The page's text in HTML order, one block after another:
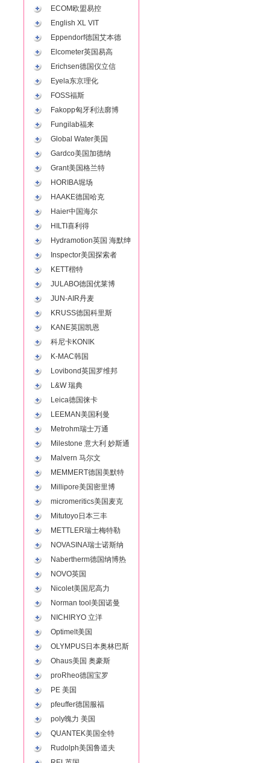
ECOM欧盟易控
English XL VIT
Eppendorf德国艾本德
Elcometer英国易高
Erichsen德国仪立信
Eyela东京理化
FOSS福斯
Fakopp匈牙利法廓博
Fungilab福来
Global Water美国
Gardco美国加德纳
Grant美国格兰特
HORIBA堀场
HAAKE德国哈克
Haier中国海尔
HILTI喜利得
Hydramotion英国 海默绅
Inspector美国探索者
KETT楷特
JULABO德国优莱博
JUN-AIR丹麦
KRUSS德国科里斯
KANE英国凯恩
科尼卡KONIK
K-MAC韩国
Lovibond英国罗维邦
L&W 瑞典
Leica德国徕卡
LEEMAN美国利曼
Metrohm瑞士万通
Milestone 意大利 妙斯通
Malvern 马尔文
MEMMERT德国美默特
Millipore美国密里博
micromeritics美国麦克
Mitutoyo日本三丰
METTLER瑞士梅特勒
NOVASINA瑞士诺斯纳
Nabertherm德国纳博热
NOVO英国
Nicolet美国尼高力
Norman tool美国诺曼
NICHIRYO 立洋
Optimelt美国
OLYMPUS日本奥林巴斯
Ohaus美国 奥豪斯
proRheo德国宝罗
PE 美国
pfeuffer德国服福
poly魄力 美国
QUANTEK美国全特
Rudolph美国鲁道夫